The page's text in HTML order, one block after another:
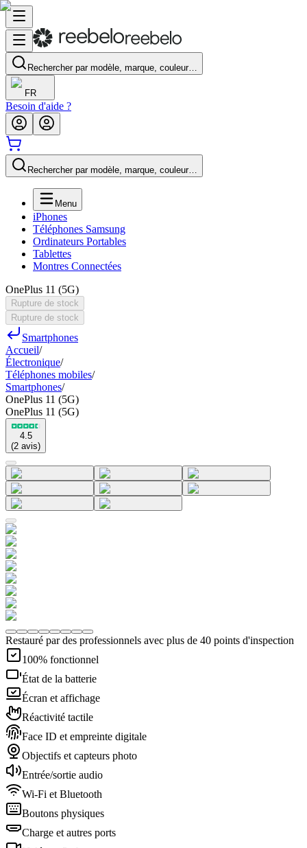
Rechercher par modèle, marque, couleur…
FR
Besoin d'aide ?
Rechercher par modèle, marque, couleur…
Menu
iPhones
Téléphones Samsung
Ordinateurs Portables
Tablettes
Montres Connectées
OnePlus 11 (5G)
Rupture de stock
Rupture de stock
Smartphones
Accueil/
Électronique/
Téléphones mobiles/
Smartphones/
OnePlus 11 (5G)
OnePlus 11 (5G)
4.5
(2 avis)
Restauré par des professionnels avec plus de 40 points d'inspection
100% fonctionnel
État de la batterie
Écran et affichage
Réactivité tactile
Face ID et empreinte digitale
Objectifs et capteurs photo
Entrée/sortie audio
Wi-Fi et Bluetooth
Boutons physiques
Charge et autres ports